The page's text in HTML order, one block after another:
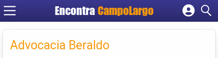
Encontra CampoLargo
Cadastrar empresa
Criar conta
Advocacia Beraldo